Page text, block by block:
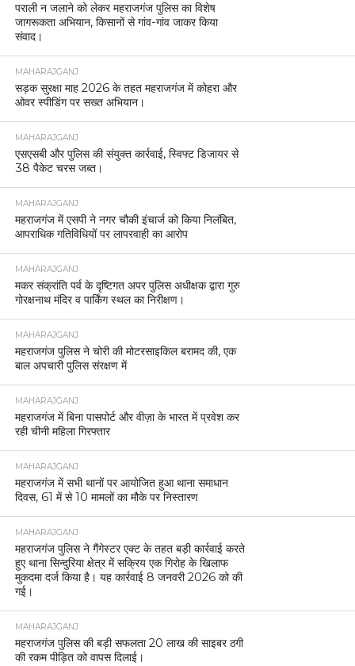
पराली न जलाने को लेकर महराजगंज पुलिस का विशेष
जागरूकता अभियान, किसानों से गांव-गांव जाकर किया
संवाद।
MAHARAJGANJ
सड़क सुरक्षा माह 2026 के तहत महराजगंज में कोहरा और
ओवर स्पीडिंग पर सख्त अभियान।
MAHARAJGANJ
एसएसबी और पुलिस की संयुक्त कार्रवाई, स्विफ्ट डिजायर से
38 पैकेट चरस जब्त।
MAHARAJGANJ
महराजगंज में एसपी ने नगर चौकी इंचार्ज को किया निलंबित,
आपराधिक गतिविधियों पर लापरवाही का आरोप
MAHARAJGANJ
मकर संक्रांति पर्व के दृष्टिगत अपर पुलिस अधीक्षक द्वारा गुरु
गोरक्षनाथ मंदिर व पार्किंग स्थल का निरीक्षण।
MAHARAJGANJ
महराजगंज पुलिस ने चोरी की मोटरसाइकिल बरामद की, एक
बाल अपचारी पुलिस संरक्षण में
MAHARAJGANJ
महराजगंज में बिना पासपोर्ट और वीज़ा के भारत में प्रवेश कर
रही चीनी महिला गिरफ्तार
MAHARAJGANJ
महराजगंज में सभी थानों पर आयोजित हुआ थाना समाधान
दिवस, 61 में से 10 मामलों का मौके पर निस्तारण
MAHARAJGANJ
महराजगंज पुलिस ने गैंगेस्टर एक्ट के तहत बड़ी कार्रवाई करते
हुए थाना सिन्दुरिया क्षेत्र में सक्रिय एक गिरोह के खिलाफ
मुकदमा दर्ज किया है। यह कार्रवाई 8 जनवरी 2026 को की
गई।
MAHARAJGANJ
महराजगंज पुलिस की बड़ी सफलता 20 लाख की साइबर ठगी
की रकम पीड़ित को वापस दिलाई।